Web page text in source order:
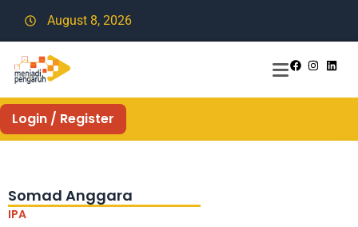
August 8, 2026
Login / Register
Somad Anggara
IPA